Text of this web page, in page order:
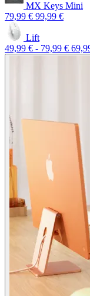
MX Keys Mini
79,99 € 99,99 €
Lift
49,99 € - 79,99 €